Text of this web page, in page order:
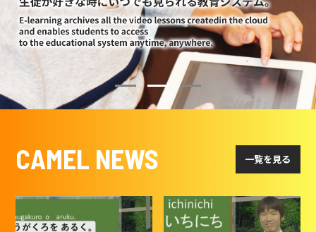
CAMEL NEWS 一覧を見る